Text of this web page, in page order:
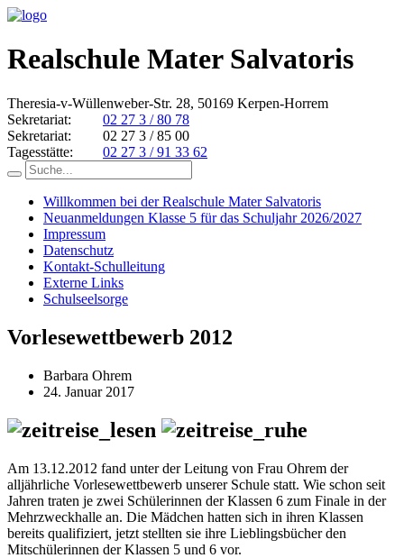
Realschule Mater Salvatoris
Theresia-v-Wüllenweber-Str. 28, 50169 Kerpen-Horrem
Sekretariat:
02 27 3 / 80 78
Sekretariat:
02 27 3 / 85 00
Tagesstätte:
02 27 3 / 91 33 62
Willkommen bei der Realschule Mater Salvatoris
Neuanmeldungen Klasse 5 für das Schuljahr 2026/2027
Impressum
Datenschutz
Kontakt-Schulleitung
Externe Links
Schulseelsorge
Vorlesewettbewerb 2012
Barbara Ohrem
24. Januar 2017
Am 13.12.2012 fand unter der Leitung von Frau Ohrem der
alljährliche Vorlesewettbewerb unserer Schule statt. Wie schon seit
Jahren traten je zwei Schülerinnen der Klassen 6 zum Finale in der
Mehrzweckhalle an. Die Mädchen hatten sich in ihren Klassen
bereits qualifiziert, jetzt stellten sie ihre Lieblingsbücher den
Mitschülerinnen der Klassen 5 und 6 vor.